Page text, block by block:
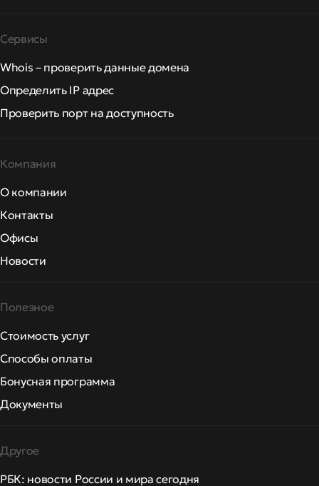
Сервисы
Whois – проверить данные домена
Определить IP адрес
Проверить порт на доступность
Компания
О компании
Контакты
Офисы
Новости
Полезное
Стоимость услуг
Способы оплаты
Бонусная программа
Документы
Другое
РБК: новости России и мира сегодня